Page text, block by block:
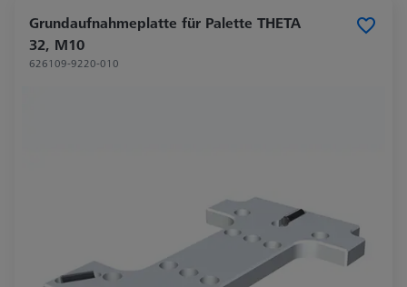
Grundaufnahmeplatte für Palette THETA
32, M10
626109-9220-010